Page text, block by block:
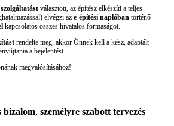
választott, az építész elkészíti a teljes
elvégzi az e-építési naplóban történő
kapcsolatos összes hivatalos formaságot.
rendelte meg, akkor Önnek kell a kész, adaptált
a bejelentést.
megvalósításához!
bizalom, személyre szabott tervezés